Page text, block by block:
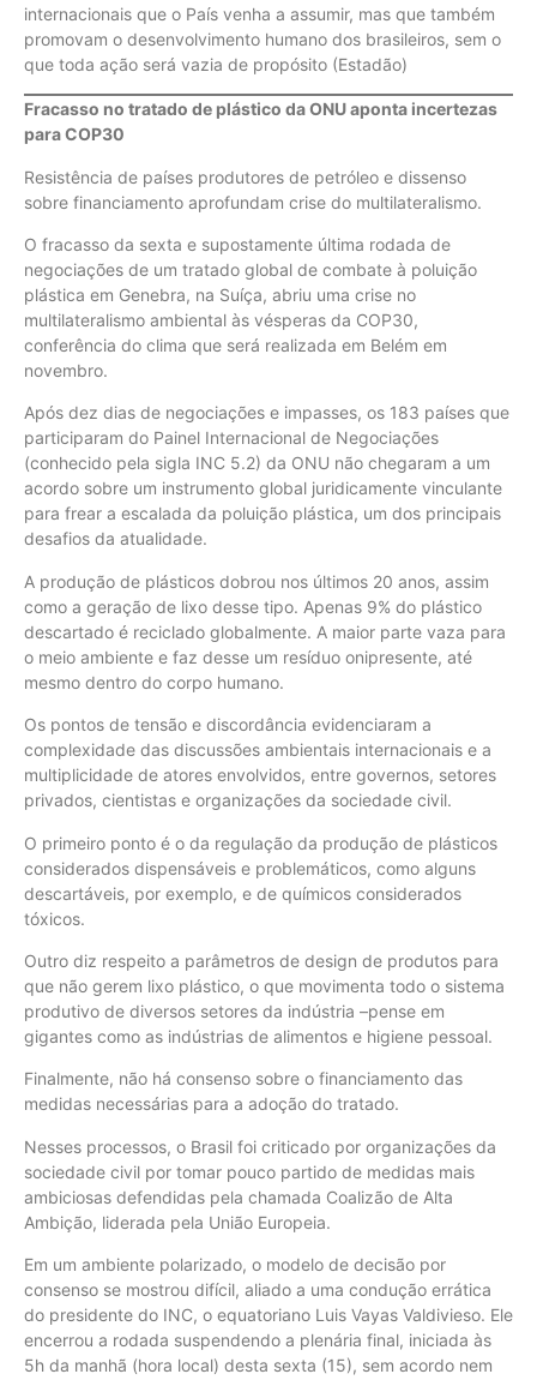
internacionais que o País venha a assumir, mas que também
promovam o desenvolvimento humano dos brasileiros, sem o
que toda ação será vazia de propósito (Estadão)
Fracasso no tratado de plástico da ONU aponta incertezas
para COP30
Resistência de países produtores de petróleo e dissenso
sobre financiamento aprofundam crise do multilateralismo.
O fracasso da sexta e supostamente última rodada de
negociações de um tratado global de combate à poluição
plástica em Genebra, na Suíça, abriu uma crise no
multilateralismo ambiental às vésperas da COP30,
conferência do clima que será realizada em Belém em
novembro.
Após dez dias de negociações e impasses, os 183 países que
participaram do Painel Internacional de Negociações
(conhecido pela sigla INC 5.2) da ONU não chegaram a um
acordo sobre um instrumento global juridicamente vinculante
para frear a escalada da poluição plástica, um dos principais
desafios da atualidade.
A produção de plásticos dobrou nos últimos 20 anos, assim
como a geração de lixo desse tipo. Apenas 9% do plástico
descartado é reciclado globalmente. A maior parte vaza para
o meio ambiente e faz desse um resíduo onipresente, até
mesmo dentro do corpo humano.
Os pontos de tensão e discordância evidenciaram a
complexidade das discussões ambientais internacionais e a
multiplicidade de atores envolvidos, entre governos, setores
privados, cientistas e organizações da sociedade civil.
O primeiro ponto é o da regulação da produção de plásticos
considerados dispensáveis e problemáticos, como alguns
descartáveis, por exemplo, e de químicos considerados
tóxicos.
Outro diz respeito a parâmetros de design de produtos para
que não gerem lixo plástico, o que movimenta todo o sistema
produtivo de diversos setores da indústria –pense em
gigantes como as indústrias de alimentos e higiene pessoal.
Finalmente, não há consenso sobre o financiamento das
medidas necessárias para a adoção do tratado.
Nesses processos, o Brasil foi criticado por organizações da
sociedade civil por tomar pouco partido de medidas mais
ambiciosas defendidas pela chamada Coalizão de Alta
Ambição, liderada pela União Europeia.
Em um ambiente polarizado, o modelo de decisão por
consenso se mostrou difícil, aliado a uma condução errática
do presidente do INC, o equatoriano Luis Vayas Valdivieso. Ele
encerrou a rodada suspendendo a plenária final, iniciada às
5h da manhã (hora local) desta sexta (15), sem acordo nem